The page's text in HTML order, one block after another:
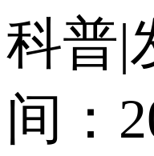
科普|
间：